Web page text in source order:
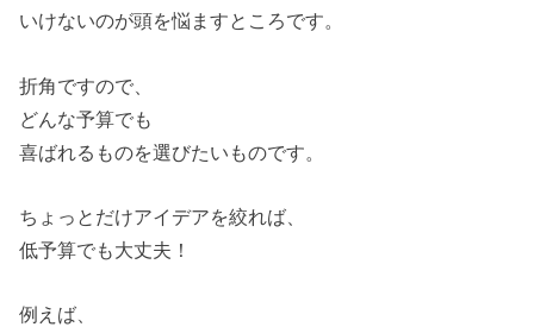
いけないのが頭を悩ますところです。
折角ですので、
どんな予算でも
喜ばれるものを選びたいものです。
ちょっとだけアイデアを絞れば、
低予算でも大丈夫！
例えば、